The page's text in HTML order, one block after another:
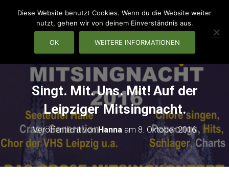
Singt. Mit. Uns. Mit! Auf der
Leipziger Mitsingnacht.
Veröffentlicht vonHanna am 8. Oktober 2016
Diese Website benutzt Cookies. Wenn du die Website weiter
nutzt, gehen wir von deinem Einverständnis aus.
OK WEITERE INFORMATIONEN